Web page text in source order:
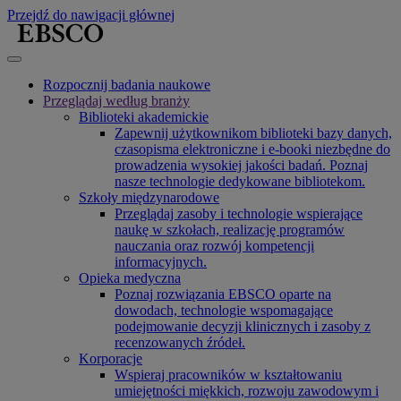
Przejdź do nawigacji głównej
Rozpocznij badania naukowe
Przeglądaj według branży
Biblioteki akademickie
Zapewnij użytkownikom biblioteki bazy danych,
czasopisma elektroniczne i e-booki niezbędne do
prowadzenia wysokiej jakości badań. Poznaj
nasze technologie dedykowane bibliotekom.
Szkoły międzynarodowe
Przeglądaj zasoby i technologie wspierające
naukę w szkołach, realizację programów
nauczania oraz rozwój kompetencji
informacyjnych.
Opieka medyczna
Poznaj rozwiązania EBSCO oparte na
dowodach, technologie wspomagające
podejmowanie decyzji klinicznych i zasoby z
recenzowanych źródeł.
Korporacje
Wspieraj pracowników w kształtowaniu
umiejętności miękkich, rozwoju zawodowym i